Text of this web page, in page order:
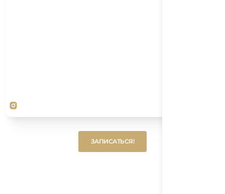
Button
ЗАПИСАТЬСЯ!
ЗАПИСАТЬСЯ!